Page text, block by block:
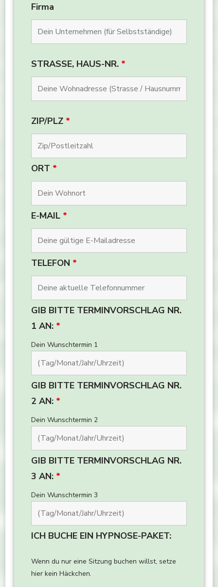
Firma
STRASSE, HAUS-NR. *
ZIP/PLZ *
ORT *
E-MAIL *
TELEFON *
GIB BITTE TERMINVORSCHLAG NR.
1 AN: *
Dein Wunschtermin 1
GIB BITTE TERMINVORSCHLAG NR.
2 AN: *
Dein Wunschtermin 2
GIB BITTE TERMINVORSCHLAG NR.
3 AN: *
Dein Wunschtermin 3
ICH BUCHE EIN HYPNOSE-PAKET:
Wenn du nur eine Sitzung buchen willst, setze
hier kein Häckchen.